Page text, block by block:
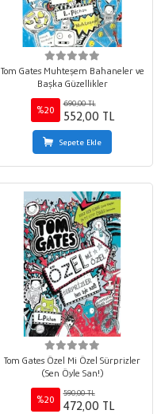
Tom Gates Muhteşem Bahaneler ve
Başka Güzellikler
%20
690,00 TL
552,00 TL
Sepete Ekle
Tom Gates Özel Mi Özel Sürprizler
(Sen Öyle San!)
%20
590,00 TL
472,00 TL